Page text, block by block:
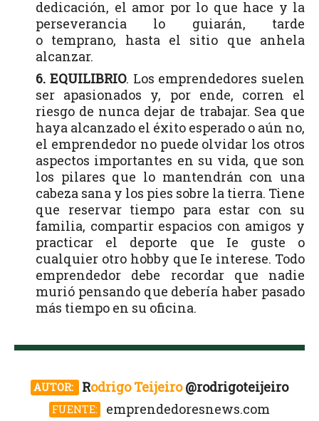
dedicación, el amor por lo que hace y la
perseverancia lo guiarán, tarde
o temprano, hasta el sitio que anhela
alcanzar.
6. EQUILIBRIO. Los emprendedores suelen
ser apasionados y, por ende, corren el
riesgo de nunca dejar de trabajar. Sea que
haya alcanzado el éxito esperado o aún no,
el emprendedor no puede olvidar los otros
aspectos importantes en su vida, que son
los pilares que lo mantendrán con una
cabeza sana y los pies sobre la tierra. Tiene
que reservar tiempo para estar con su
familia, compartir espacios con amigos y
practicar el deporte que Ie guste o
cualquier otro hobby que Ie interese. Todo
emprendedor debe recordar que nadie
murió pensando que debería haber pasado
más tiempo en su oficina.
AUTOR: Rodrigo Teijeiro@rodrigoteijeiro
FUENTE:
emprendedoresnews.com